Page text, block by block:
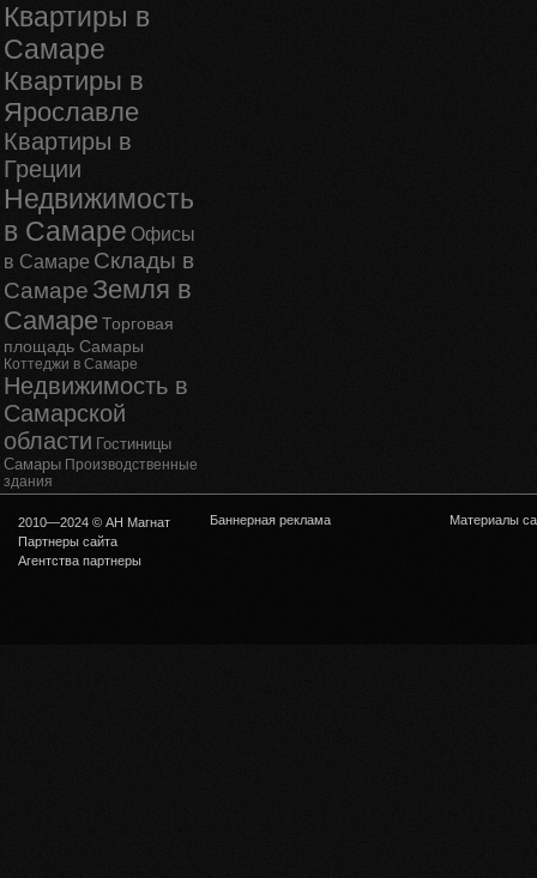
Квартиры в
Самаре
Квартиры в
Ярославле
Квартиры в
Греции
Недвижимость
в Самаре Офисы
в Самаре Склады в
Самаре Земля в
СамареТорговая
площадь Самары
Коттеджи в Самаре
Недвижимость в
Самарской
области Гостиницы
Самары Производственные
здания
2010—2024 © АН Магнат
Партнеры сайта
Агентства партнеры
Баннерная реклама Материалы